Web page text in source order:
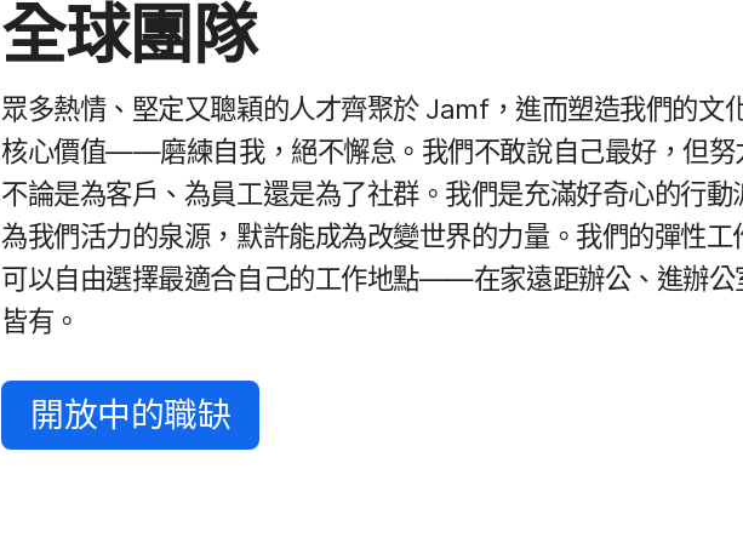
全球​團隊
眾​多​熱情、​堅定​又​聰穎​的​人才​齊聚於Jamf，​進而​塑造​我們​的​文
核心​價值​——​磨練​自我，​絕不​懈怠。​我們​不敢​說​自己​最好，​但​努
不論​是​為​客戶、​為​員工​還是​為了​社群。​我們​是​充滿​好​奇心​的​行
為​我們​活力​的​泉源，​默許​能​成為​改變​世界​的​力量。​我們​的​彈性​工
可以​自由​選擇​最​適合​自己​的​工作​地點——​在​家遠​距辦公、​進辦​公
皆有。
開放​中​的​職缺